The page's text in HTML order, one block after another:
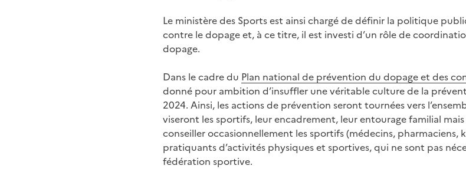
Le ministère des Sports est ainsi chargé de définir la politique
contre le dopage et, à ce titre, il est investi d’un rôle de
dopage.
Dans le cadre du Plan national de prévention du dopage et des
donné pour ambition d’insuffler une véritable culture de la
2024. Ainsi, les actions de prévention seront tournées vers
viseront les sportifs, leur encadrement, leur entourage familial
conseiller occasionnellement les sportifs (médecins, pharmaciens,
pratiquants d’activités physiques et sportives, qui ne sont pas
fédération sportive.